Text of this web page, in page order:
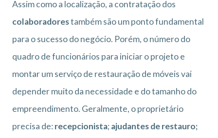
Assim como a localização, a contratação dos
colaboradorestambém são um ponto fundamental
para o sucesso do negócio. Porém, o número do
quadro de funcionários para iniciar o projeto e
montar um serviço de restauração de móveis vai
depender muito da necessidade e do tamanho do
empreendimento. Geralmente, o proprietário
precisa de:recepcionista;ajudantes de restauro;